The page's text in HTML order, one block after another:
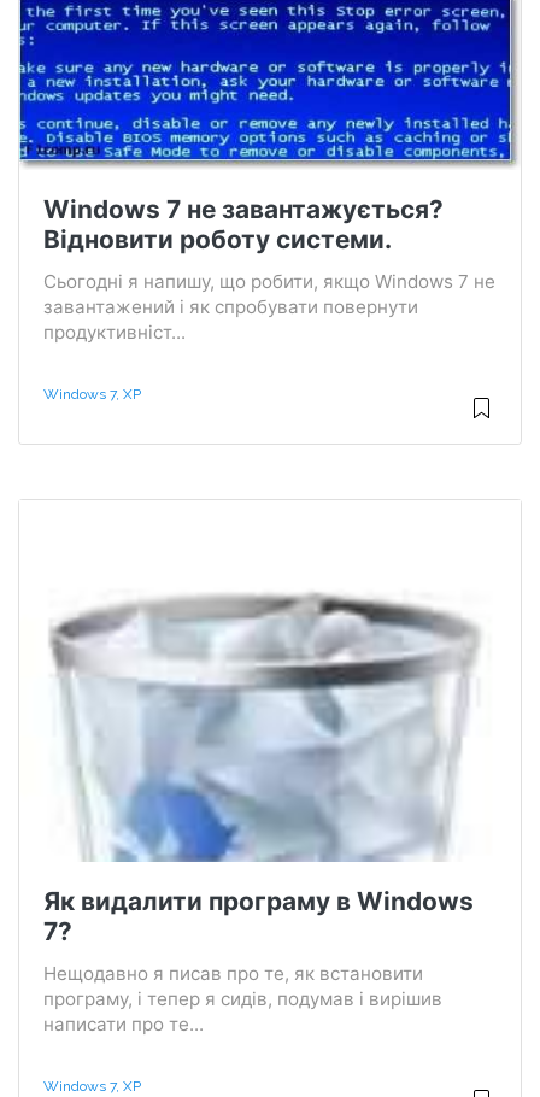
Windows 7 не завантажується?
Відновити роботу системи.
Сьогодні я напишу, що робити, якщо Windows 7 не
завантажений і як спробувати повернути
продуктивніст...
Windows 7, XP
Як видалити програму в Windows
7?
Нещодавно я писав про те, як встановити
програму, і тепер я сидів, подумав і вирішив
написати про те...
Windows 7, XP